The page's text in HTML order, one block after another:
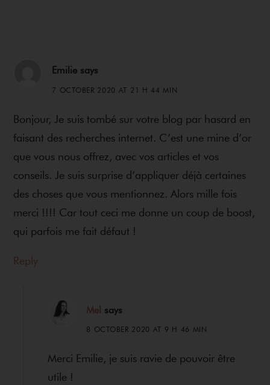
Emilie says
7 OCTOBER 2020 AT 21 H 44 MIN
Bonjour, Je suis tombé sur votre blog par hasard en
faisant des recherches internet. C’est une mine d’or
que vous nous offrez, avec vos articles et vos
conseils. Je suis surprise d’appliquer déjà certaines
des choses que vous mentionnez. Alors mille fois
merci !!!! Car tout ceci me donne un coup de boost,
qui parfois me fait défaut !
Reply
Mel says
8 OCTOBER 2020 AT 9 H 46 MIN
Merci Emilie, je suis ravie de pouvoir être
utile !